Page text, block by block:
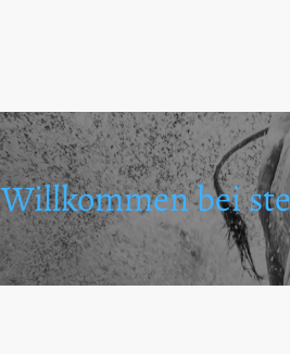
Willkommen bei